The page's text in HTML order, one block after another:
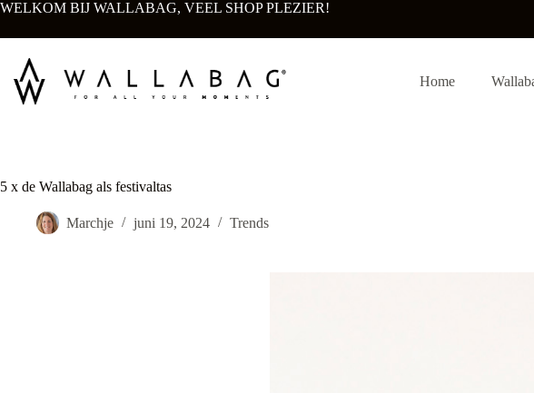
Ga
de
inhoud
WELKOM BIJ WALLABAG, VEEL SHOP PLEZIER!
Home
5 x de Wallabag als festivaltas
Marchje juni 19, 2024 Trends